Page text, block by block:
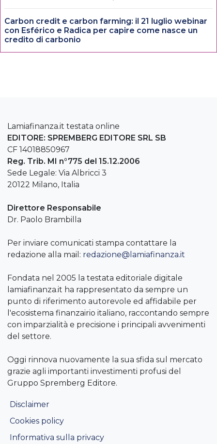
Carbon credit e carbon farming: il 21 luglio webinar
con Esférico e Radica per capire come nasce un
credito di carbonio
Lamiafinanza.it testata online
EDITORE: SPREMBERG EDITORE SRL SB
CF 14018850967
Reg. Trib. MI n°775 del 15.12.2006
Sede Legale: Via Albricci 3
20122 Milano, Italia
Direttore Responsabile
Dr. Paolo Brambilla
Per inviare comunicati stampa contattare la
redazione alla mail: redazione@lamiafinanza.it
Fondata nel 2005 la testata editoriale digitale
lamiafinanza.it ha rappresentato da sempre un
punto di riferimento autorevole ed affidabile per
l'ecosistema finanzairio italiano, raccontando sempre
con imparzialità e precisione i principali avvenimenti
del settore.
Oggi rinnova nuovamente la sua sfida sul mercato
grazie agli importanti investimenti profusi del
Gruppo Spremberg Editore.
Disclaimer
Cookies policy
Informativa sulla privacy